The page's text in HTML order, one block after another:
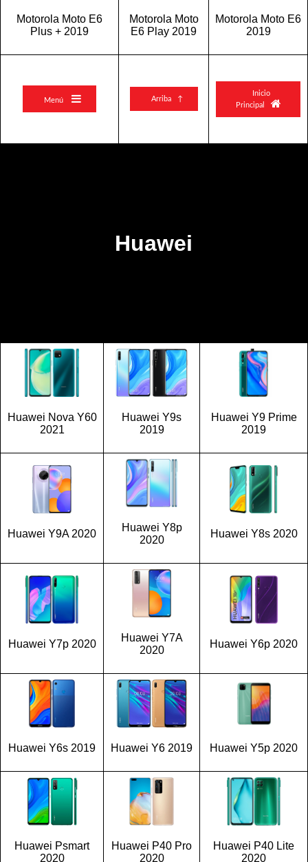
Motorola Moto E6
Plus + 2019
Motorola Moto
E6 Play 2019
Motorola Moto E6
2019
Menú  Arriba ↑
Inicio
Principal 
Huawei
Huawei Nova Y60
2021
Huawei Y9s
2019
Huawei Y9 Prime
2019
Huawei Y9A 2020
Huawei Y8p
2020
Huawei Y8s 2020
Huawei Y7p 2020
Huawei Y7A
2020
Huawei Y6p 2020
Huawei Y6s 2019 Huawei Y6 2019 Huawei Y5p 2020
Huawei Psmart
2020
Huawei P40 Pro
2020
Huawei P40 Lite
2020